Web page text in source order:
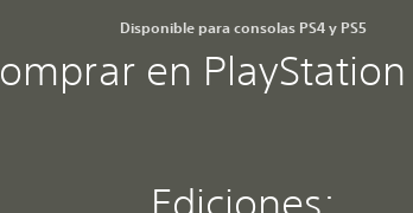
Disponible para consolas PS4 y PS5
en
Ediciones: